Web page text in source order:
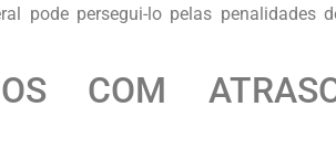
pode persegui-lo pelas penalidades
COM